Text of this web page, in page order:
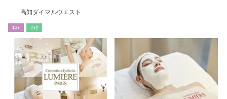
高知ダイマルウエスト
ｴｽﾃ ﾘﾗｸ